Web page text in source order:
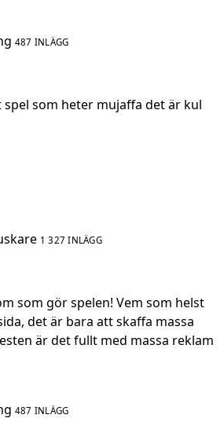
487 INLÄGG
som heter mujaffa det är kul
1 327 INLÄGG
som gör spelen! Vem som helst
det är bara att skaffa massa
är det fullt med massa reklam
487 INLÄGG